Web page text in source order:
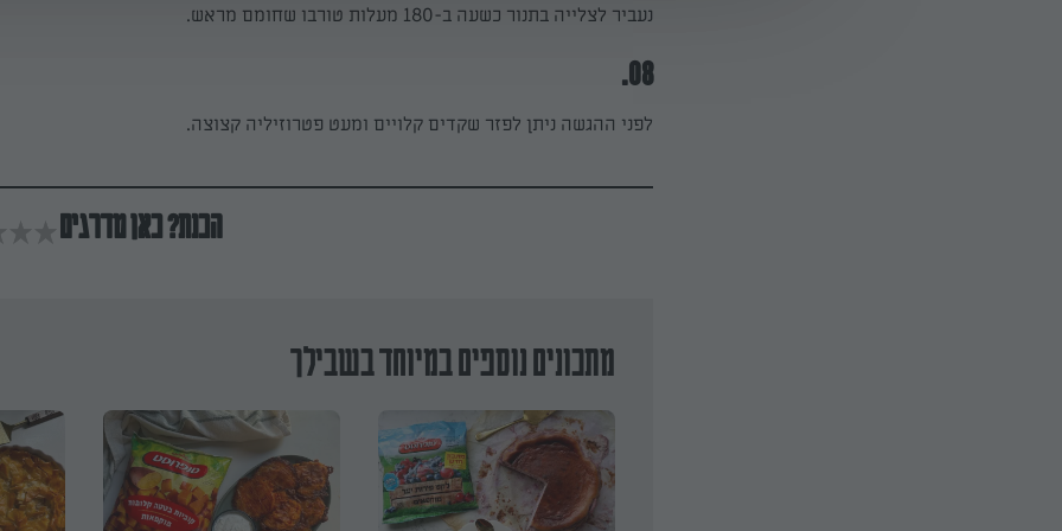
נעביר לצלייה בתנור כשעה ב-180 מעלות טורבו שחומם מראש.
08.
לפני ההגשה ניתן לפזר שקדים קלויים ומעט פטרוזיליה קצוצה.
הכנת? כאן מדרגים
מתכונים נוספים במיוחד בשבילך